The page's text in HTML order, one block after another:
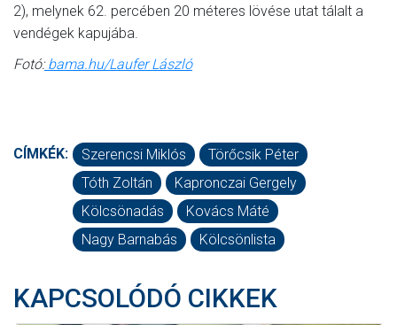
2), melynek 62. percében 20 méteres lövése utat tálalt a
vendégek kapujába.
Fotó:bama.hu/Laufer László
CÍMKÉK: Szerencsi Miklós
Törőcsik Péter
Tóth Zoltán
Kapronczai Gergely
Kölcsönadás
Kovács Máté
Nagy Barnabás
Kölcsönlista
KAPCSOLÓDÓ CIKKEK